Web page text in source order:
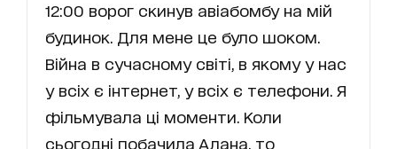
12:00 ворог скинув авіабомбу на мій
будинок. Для мене це було шоком.
Війна в сучасному світі, в якому у нас
у всіх є інтернет, у всіх є телефони. Я
фільмувала ці моменти. Коли
сьогодні побачила Алана, то